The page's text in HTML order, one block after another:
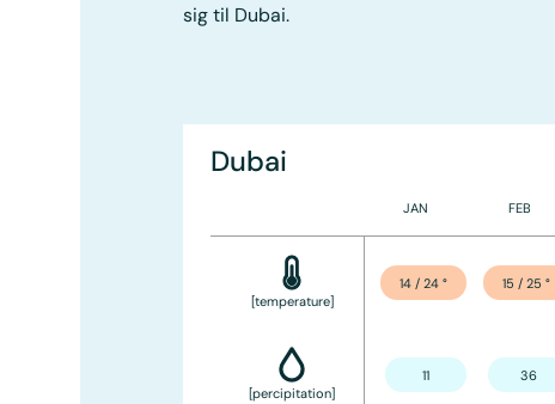
sig til Dubai.
Dubai
JAN FEB
[temperature]
14 / 24 ° 15 / 25 °
[percipitation]
11 36